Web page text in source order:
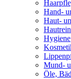
Hand-
Haut-
Hygiene
Mund-
Öle,